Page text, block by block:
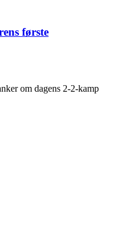
første
om dagens 2-2-kamp